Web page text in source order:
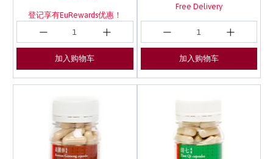
登记享有EuRewards优惠！
加入购物车
Free Delivery
登记享有EuRewards优惠！
加入购物车